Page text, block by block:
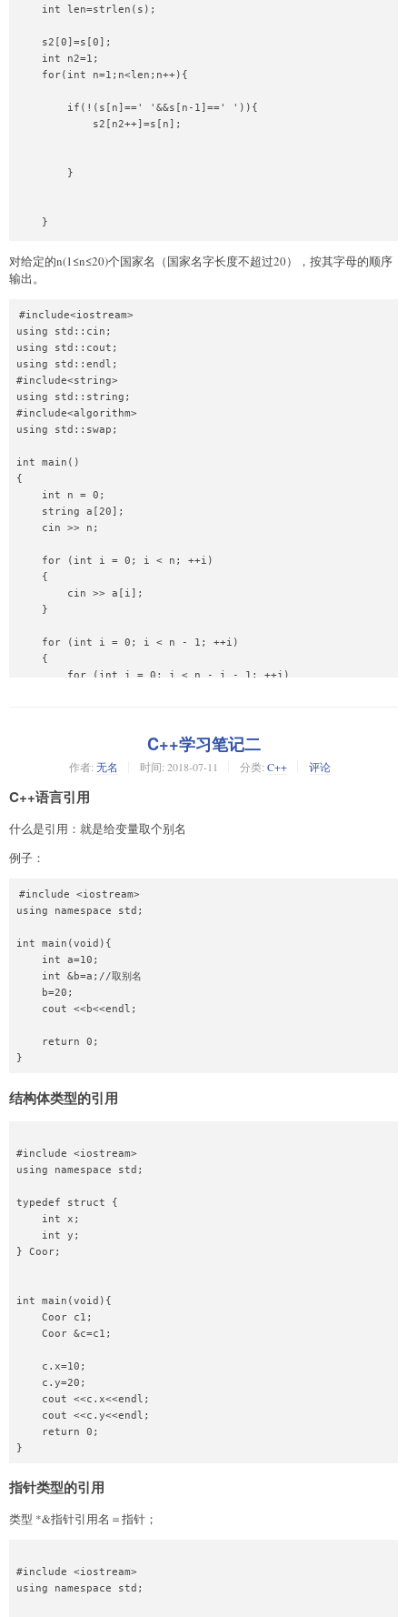
    int len=strlen(s);
    s2[0]=s[0];
    int n2=1;
    for(int n=1;n<len;n++){
        if(!(s[n]==' '&&s[n-1]==' ')){
            s2[n2++]=s[n];
        }
    }
cout<<s2;
    return 0;
对给定的n(1≤n≤20)个国家名（国家名字长度不超过20），按其字母的顺序
输出。
#include<iostream>
using std::cin;
using std::cout;
using std::endl;
#include<string>
using std::string;
#include<algorithm>
using std::swap;
int main()
{
    int n = 0;
    string a[20];
    cin >> n;
    for (int i = 0; i < n; ++i)
    {
        cin >> a[i];
    }
    for (int i = 0; i < n - 1; ++i)
    {
        for (int j = 0; j < n - i - 1; ++j)
//直接比较大小就是比较首字母的ascii码
                swap(a[j], a[j + 1]);
            }
        }
    }
    for (int i = 0; i < n; ++i)
    {
    }
C++学习笔记二
作者: 无名 时间: 2018-07-11 分类: C++ 评论
C++语言引用
什么是引用：就是给变量取个别名
例子：
#include <iostream>
using namespace std;
int main(void){
    int a=10;
    int &b=a;//取别名
    b=20;
    cout <<b<<endl;
    return 0;
结构体类型的引用
#include <iostream>
using namespace std;
typedef struct {
    int x;
    int y;
} Coor;
int main(void){
    Coor c1;
    Coor &c=c1;
    c.x=10;
    c.y=20;
    cout <<c.x<<endl;
    cout <<c.y<<endl;
    return 0;
指针类型的引用
类型 *&指针引用名＝指针；
#include <iostream>
using namespace std;